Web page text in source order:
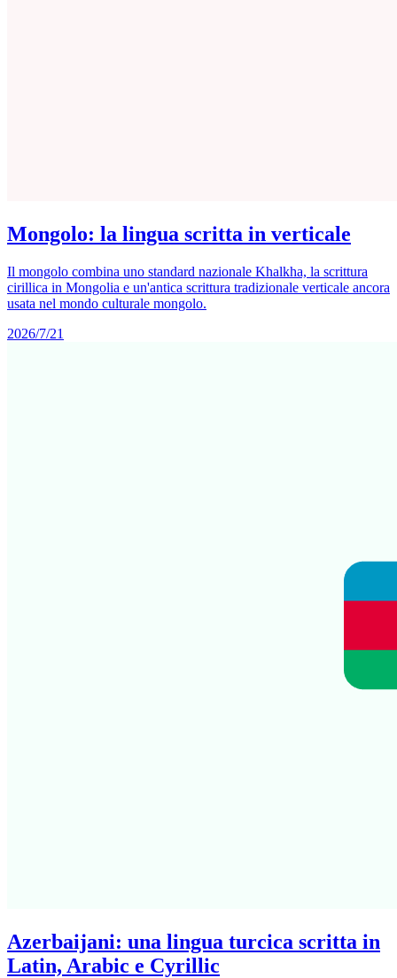
Mongolo: la lingua scritta in verticale
Il mongolo combina uno standard nazionale Khalkha, la scrittura
cirillica in Mongolia e un'antica scrittura tradizionale verticale ancora
usata nel mondo culturale mongolo.
2026/7/21
Azerbaijani: una lingua turcica scritta in
Latin, Arabic e Cyrillic